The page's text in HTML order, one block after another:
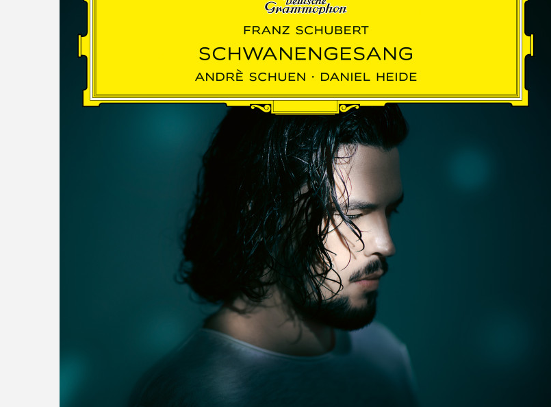
Vilabertran, Canònica de Santa
Johannes Brahms: Die schöne
www.schubertiada.cat
Salzburg, Großes Festspielhaus
Wolfgang Amadeus Mozart: Così fan
www.salzburgfestival.at
Andrè Schuen at Deutsche